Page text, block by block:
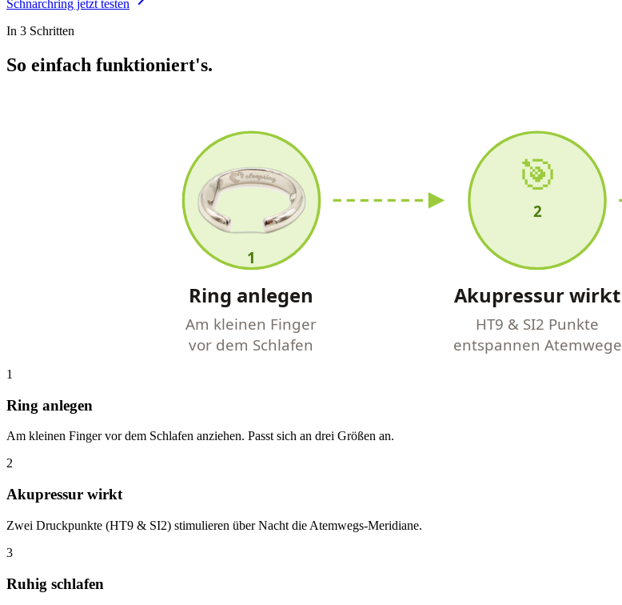
Schnarchring jetzt testen
In 3 Schritten
So einfach funktioniert's.
1
Ring anlegen
Am kleinen Finger
vor dem Schlafen
🎯
2
Akupressur wirkt
HT9 & SI2 Punkte
entspannen Atemwege
1
Ring anlegen
Am kleinen Finger vor dem Schlafen anziehen. Passt sich an drei Größen an.
2
Akupressur wirkt
Zwei Druckpunkte (HT9 & SI2) stimulieren über Nacht die Atemwegs-Meridiane.
3
Ruhig schlafen